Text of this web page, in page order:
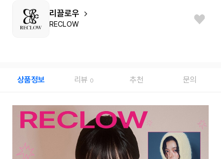
리끌로우
RECLOW
상품정보 리뷰 0 추천 문의